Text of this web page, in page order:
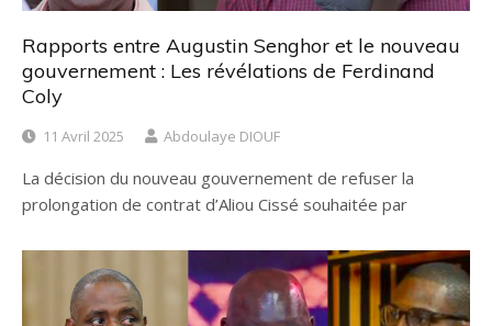
Rapports entre Augustin Senghor et le nouveau
gouvernement : Les révélations de Ferdinand
Coly
11 Avril 2025 Abdoulaye DIOUF
La décision du nouveau gouvernement de refuser la
prolongation de contrat d’Aliou Cissé souhaitée par